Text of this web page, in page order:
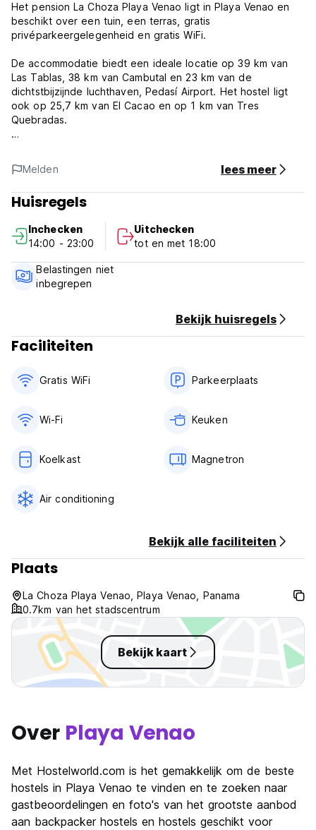
Het pension La Choza Playa Venao ligt in Playa Venao en
beschikt over een tuin, een terras, gratis
privéparkeergelegenheid en gratis WiFi.
De accommodatie biedt een ideale locatie op 39 km van
Las Tablas, 38 km van Cambutal en 23 km van de
dichtstbijzijnde luchthaven, Pedasí Airport. Het hostel ligt
ook op 25,7 km van El Cacao en op 1 km van Tres
Quebradas.
accommodatie met een tuin, gratis WiFi en gratis
privéparkeergelegenheid. De accommodatie beschikt over
een gedeelde keuken en een terras. Sommige kamers
hebben een gedeelde badkamer en een patio.
La Choza Playa Venao - Algemene voorwaarden:
Annuleringsvoorwaarden: 3 dagen voor aankomst. In geval
van een late annulering of no-show worden alle nachten
van uw verblijf in rekening gebracht.
Inchecken van 14:00 tot 23:00 uur.
Btw inbegrepen
Algemeen:
Geen avondklok. (Auto-translated from original language)
Melden lees meer
Huisregels
Inchecken
14:00 - 23:00
Uitchecken
tot en met 18:00
Belastingen niet
inbegrepen
Bekijk huisregels
Faciliteiten
Gratis WiFi Parkeerplaats
Wi-Fi Keuken
Koelkast Magnetron
Air conditioning
Bekijk alle faciliteiten
Plaats
La Choza Playa Venao, Playa Venao, Panama
0.7km van het stadscentrum
Bekijk kaart
Over Playa Venao
Met Hostelworld.com is het gemakkelijk om de beste
hostels in Playa Venao te vinden en te zoeken naar
gastbeoordelingen en foto's van het grootste aanbod
aan backpacker hostels en hostels geschikt voor